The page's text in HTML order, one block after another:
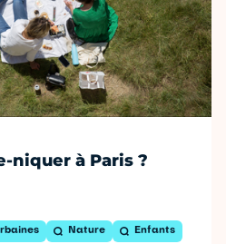
niquer à Paris ?
Nature Enfants